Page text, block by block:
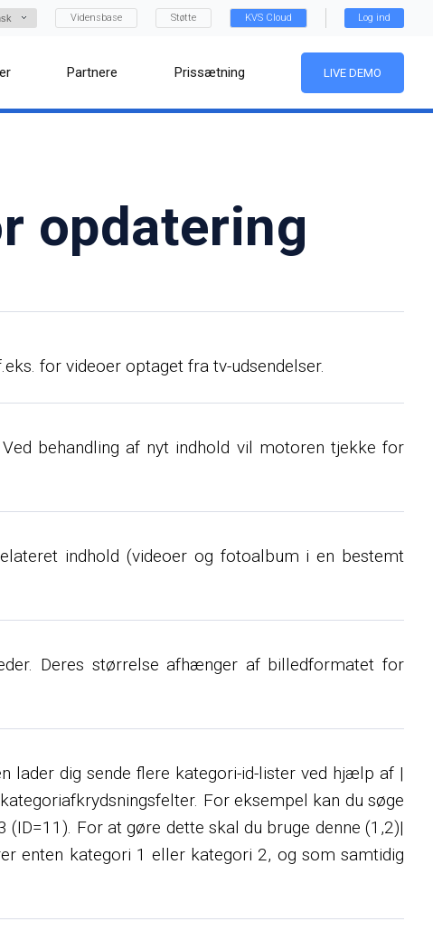
Vidensbase Støtte KVS Cloud Log ind
Partnere Prissætning LIVE DEMO
opdatering
for videoer optaget fra tv-udsendelser.
behandling af nyt indhold vil motoren tjekke for
indhold (videoer og fotoalbum i en bestemt
Deres størrelse afhænger af billedformatet for
lader dig sende flere kategori-id-lister ved hjælp af |
For eksempel kan du søge
For at gøre dette skal du bruge denne (1,2)|
enten kategori 1 eller kategori 2, og som samtidig